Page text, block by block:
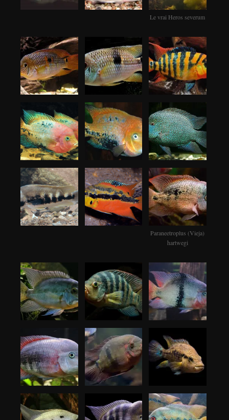
Le vrai Heros severum
Paraneetroplus (Vieja)
hartwegi